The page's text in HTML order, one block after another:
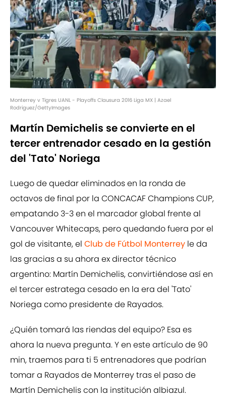
Monterrey v Tigres UANL - Playoffs Clausura 2016 Liga MX | Azael
Rodriguez/GettyImages
Martín Demichelis se convierte en el
tercer entrenador cesado en la gestión
del 'Tato' Noriega
Luego de quedar eliminados en la ronda de
octavos de final por la CONCACAF Champions CUP,
empatando 3-3 en el marcador global frente al
Vancouver Whitecaps, pero quedando fuera por el
gol de visitante, el Club de Fútbol Monterrey le da
las gracias a su ahora ex director técnico
argentino: Martín Demichelis, convirtiéndose así en
el tercer estratega cesado en la era del 'Tato'
Noriega como presidente de Rayados.
¿Quién tomará las riendas del equipo? Esa es
ahora la nueva pregunta. Y en este artículo de 90
min, traemos para ti 5 entrenadores que podrían
tomar a Rayados de Monterrey tras el paso de
Martín Demichelis con la institución albiazul.